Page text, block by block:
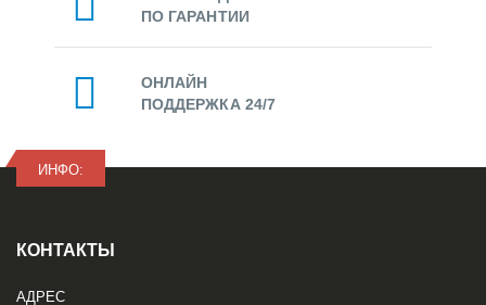
ПО ГАРАНТИИ
ОНЛАЙН
ПОДДЕРЖКА 24/7
ИНФО:
КОНТАКТЫ
АДРЕС